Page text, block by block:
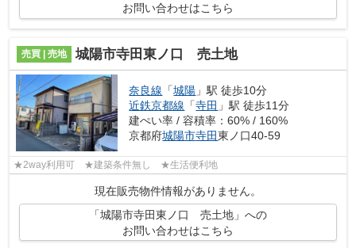
お問い合わせはこちら
売買 | 売地 城陽市寺田東ノ口 売土地
奈良線 「城陽 」駅 徒歩10分
近鉄京都線 「寺田 」駅 徒歩11分
建ぺい率 / 容積率：60% / 160%
京都府城陽市寺田東ノ口40-59
★2way利用可 ★建築条件無し ★生活便利地
現在販売物件情報がありません。
「城陽市寺田東ノ口 売土地」への
お問い合わせはこちら